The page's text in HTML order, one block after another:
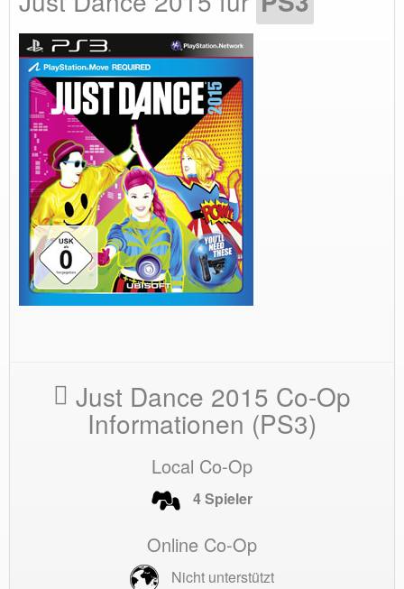
Just Dance 2015 Co-Op
Informationen (PS3)
Local Co-Op
4 Spieler
Online Co-Op
Nicht unterstützt